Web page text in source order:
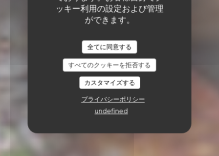
ッキー利用の設定および管理
ができます。
全てに同意する
すべてのクッキーを拒否する
カスタマイズする
プライバシーポリシー
undefined